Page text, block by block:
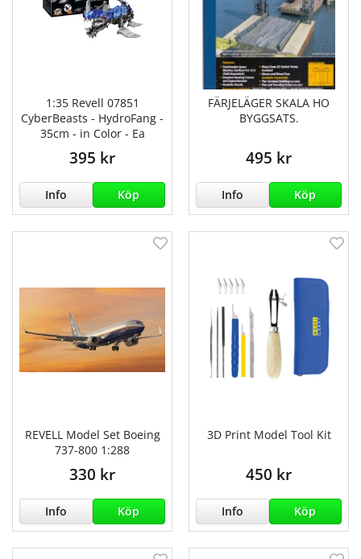
1:35 Revell 07851
CyberBeasts - HydroFang -
35cm - in Color - Ea
395 kr
Info Köp
FÄRJELÄGER SKALA HO
BYGGSATS.
495 kr
Info Köp
REVELL Model Set Boeing
737-800 1:288
330 kr
Info Köp
3D Print Model Tool Kit
450 kr
Info Köp